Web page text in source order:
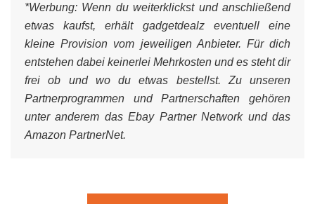
*Werbung: Wenn du weiterklickst und anschließend
etwas kaufst, erhält gadgetdealz eventuell eine
kleine Provision vom jeweiligen Anbieter. Für dich
entstehen dabei keinerlei Mehrkosten und es steht dir
frei ob und wo du etwas bestellst. Zu unseren
Partnerprogrammen und Partnerschaften gehören
unter anderem das Ebay Partner Network und das
Amazon PartnerNet.